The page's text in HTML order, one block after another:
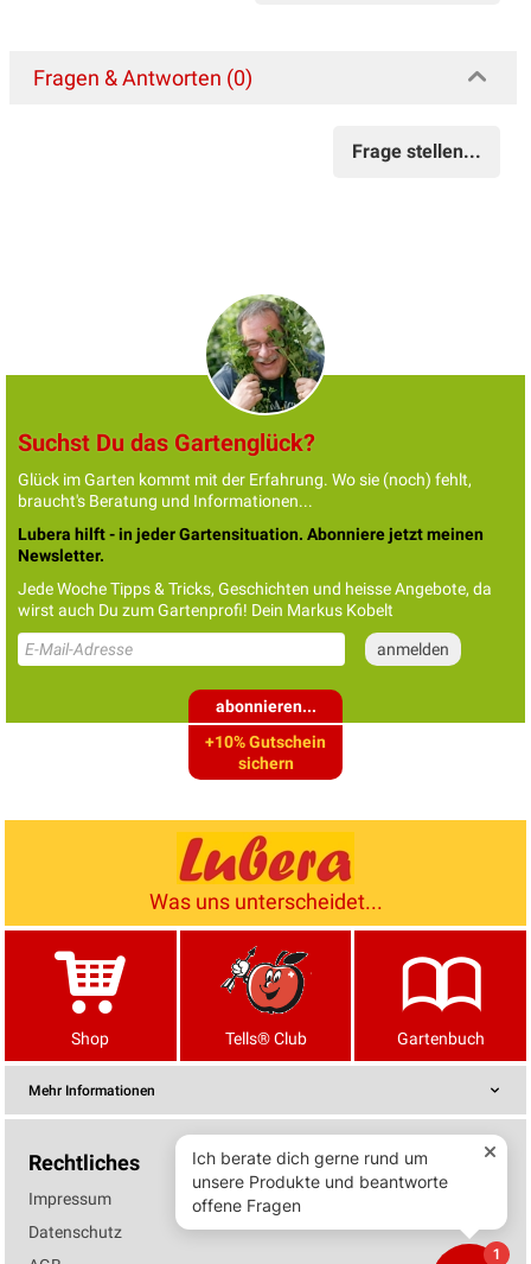
Fragen & Antworten (0)
Frage stellen...
Suchst Du das Gartenglück?
Glück im Garten kommt mit der Erfahrung. Wo sie (noch) fehlt,
braucht's Beratung und Informationen...
Lubera hilft - in jeder Gartensituation. Abonniere jetzt meinen
Newsletter.
Jede Woche Tipps & Tricks, Geschichten und heisse Angebote, da
wirst auch Du zum Gartenprofi! Dein Markus Kobelt
abonnieren...
+10% Gutschein
sichern
Was uns unterscheidet...
Shop Tells® Club Gartenbuch
Mehr Informationen
Rechtliches
Impressum
Datenschutz